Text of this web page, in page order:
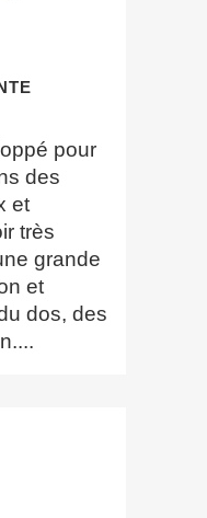
pour
des
et
très
grande
et
dos, des